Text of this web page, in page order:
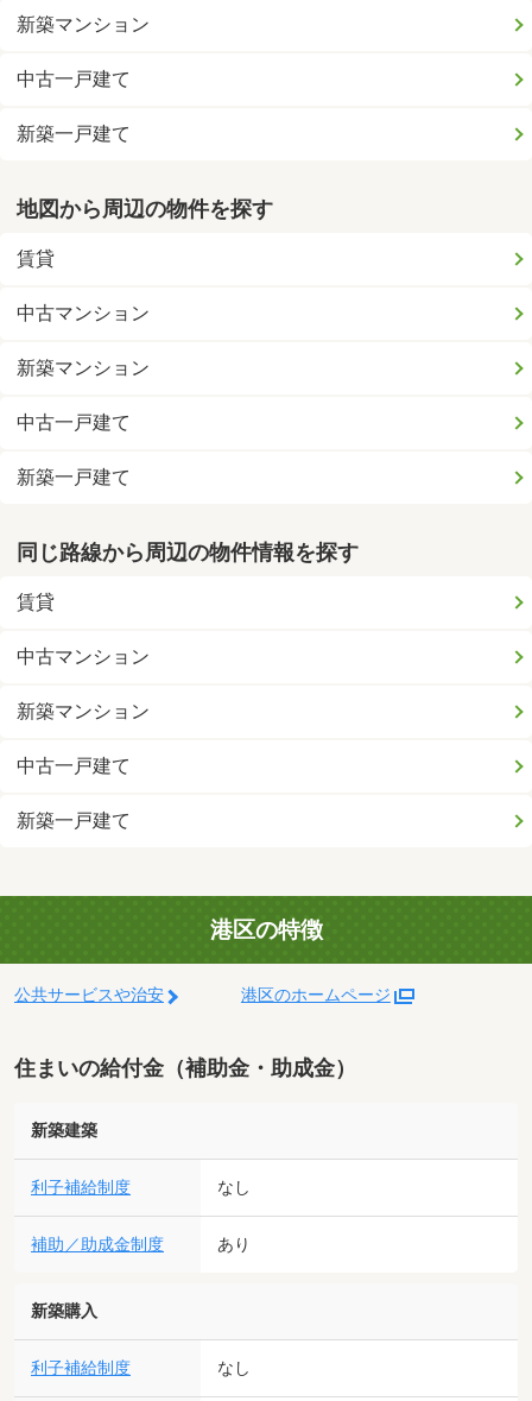
新築マンション
中古一戸建て
新築一戸建て
地図から周辺の物件を探す
賃貸
中古マンション
新築マンション
中古一戸建て
新築一戸建て
同じ路線から周辺の物件情報を探す
賃貸
中古マンション
新築マンション
中古一戸建て
新築一戸建て
港区の特徴
公共サービスや治安 港区のホームページ
住まいの給付金（補助金・助成金）
新築建築
利子補給制度 なし
補助／助成金制度 あり
新築購入
利子補給制度 なし